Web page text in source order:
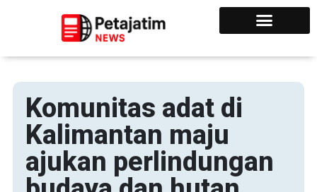
Komunitas adat di
Kalimantan maju
ajukan perlindungan